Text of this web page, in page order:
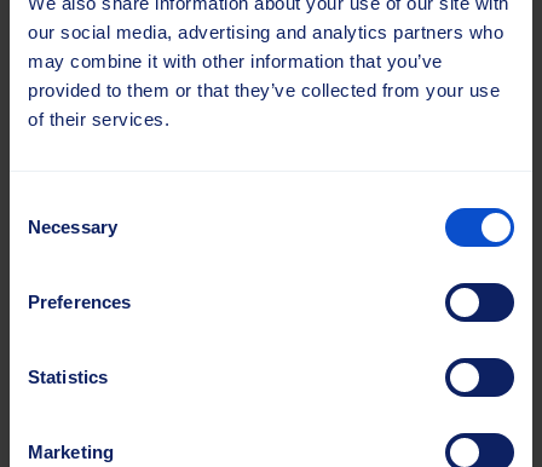
our social media, advertising and analytics partners who
may combine it with other information that you’ve
provided to them or that they’ve collected from your use
of their services.
Selection
Necessary
Preferences
Statistics
Marketing